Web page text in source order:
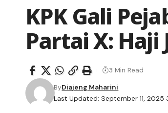
KPK Gali
Partai X:
Last Updated: September 11, 2025
ByDiajeng Maharini
3 Min Read